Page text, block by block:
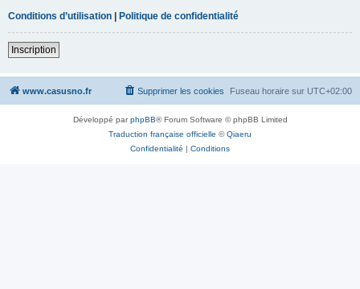
Conditions d’utilisation | Politique de confidentialité
Inscription
www.casusno.fr Fuseau horaire sur UTC+02:00
Supprimer les cookies
Développé parphpBB® Forum Software © phpBB Limited
Traduction française officielle ©Qiaeru
Confidentialité | Conditions